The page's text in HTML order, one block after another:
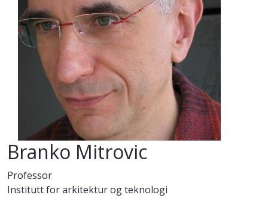
Branko Mitrovic
Professor
Institutt for arkitektur og teknologi